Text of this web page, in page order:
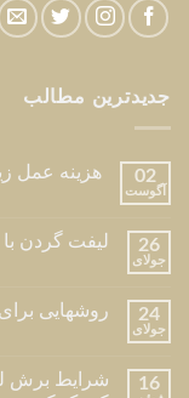
جدیدترین مطالب
02
آگوست
هزینه عمل
26
جولای
لیفت گردن
24
جولای
روشهایی
16
شرایط برش